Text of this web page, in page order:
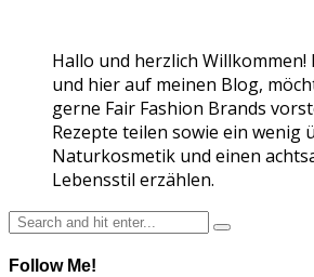
Hallo und herzlich Willkommen!
und hier auf meinen Blog,
gerne Fair Fashion Brands
Rezepte teilen sowie ein wenig
Naturkosmetik und einen
Lebensstil erzählen.
Follow Me!